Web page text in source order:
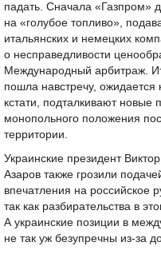
падать. Сначала «Газпром»
на «голубое топливо»,
итальянских и немецких
о несправедливости
Международный арбитраж.
пошла навстречу,
кстати, подталкивают новые
монопольного положения
территории.
Украинские президент
Азаров также грозили
впечатления на российское
так как разбирательства в
А украинские позиции в
не так уж безупречны из-за